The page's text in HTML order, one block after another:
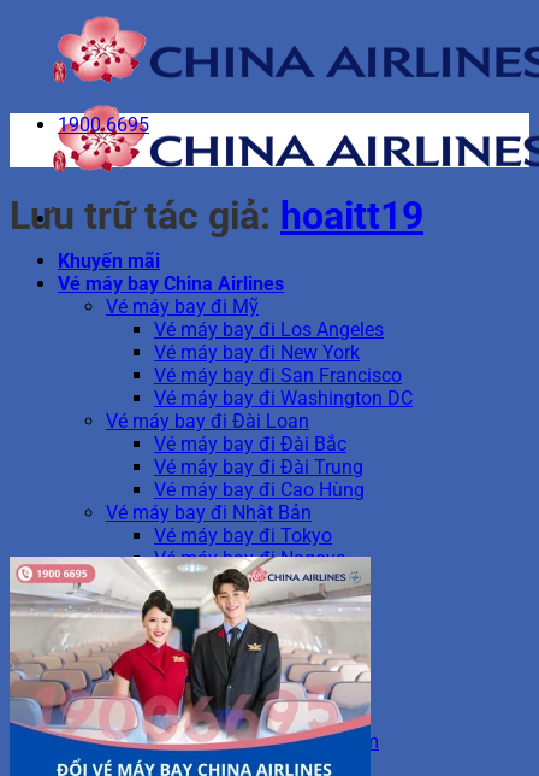
Khuyến mãi
Vé máy bay China Airlines
Vé máy bay đi Mỹ
Vé máy bay đi Los Angeles
Vé máy bay đi New York
Vé máy bay đi San Francisco
Vé máy bay đi Washington DC
Vé máy bay đi Đài Loan
Vé máy bay đi Đài Bắc
Vé máy bay đi Đài Trung
Vé máy bay đi Cao Hùng
Vé máy bay đi Nhật Bản
Vé máy bay đi Tokyo
Vé máy bay đi Nagoya
Vé máy bay đi Osaka
Vé máy bay đi Fukuoka
Vé máy bay đi Okinawa
Vé máy bay đi Châu Âu
Vé máy bay đi Berlin
Vé máy bay đi Frankfurt
Vé máy bay đi Rome
Vé máy bay đi Amsterdam
Tiện ích China Airlines
1900 6695
Lưu trữ tác giả: hoaitt19